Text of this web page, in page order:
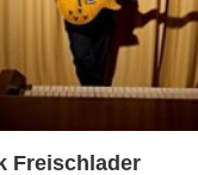
Freischlader